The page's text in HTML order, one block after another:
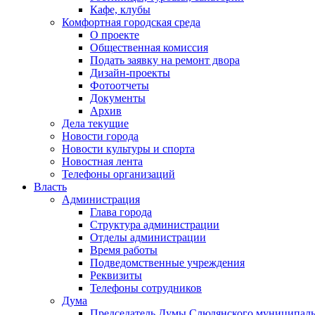
Кафе, клубы
Комфортная городская среда
О проекте
Общественная комиссия
Подать заявку на ремонт двора
Дизайн-проекты
Фотоотчеты
Документы
Архив
Дела текущие
Новости города
Новости культуры и спорта
Новостная лента
Телефоны организаций
Власть
Администрация
Глава города
Структура администрации
Отделы администрации
Время работы
Подведомственные учреждения
Реквизиты
Телефоны сотрудников
Дума